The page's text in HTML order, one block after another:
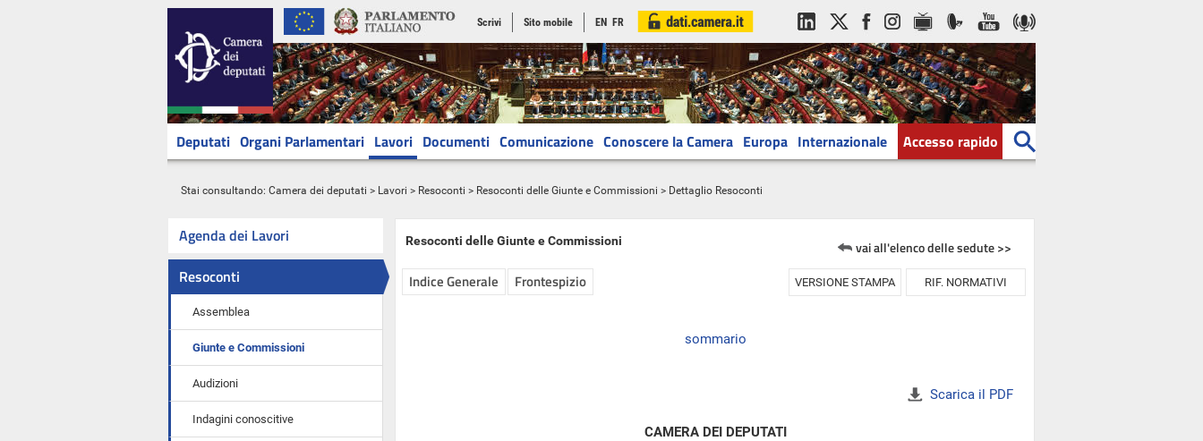
Scrivi Sito mobile EN FR
Deputati Organi Parlamentari Lavori Documenti Comunicazione Conoscere la Camera Europa Internazionale Accesso rapido
Stai consultando: Camera dei deputati > Lavori > Resoconti > Resoconti delle Giunte e Commissioni > Dettaglio Resoconti
Agenda dei Lavori
Resoconti
Assemblea
Giunte e Commissioni
Audizioni
Indagini conoscitive
Resoconti delle Giunte e Commissioni vai all'elenco delle sedute >>
Indice Generale Frontespizio VERSIONE STAMPA RIF. NORMATIVI
sommario
Scarica il PDF
CAMERA DEI DEPUTATI